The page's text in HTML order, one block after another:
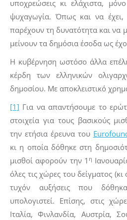
υποχρεώσεις κι ελάχιστα,
ψυχαγωγία. Όπως και να έχει,
παρέχουν τη δυνατότητα και να
μείνουν τα δημόσια έσοδα ως
Η κυβέρνηση ωστόσο άλλα
κέρδη των ελληνικών
δημοσίου. Με αποκλειστικό
[1] Για να απαντήσουμε το
στοιχεία για τους βασικούς
την ετήσια έρευνα του
κι η οποία δόθηκε στη
μισθοί αφορούν την 1 η
όλες τις χώρες του δείγματος
τυχόν αυξήσεις που
υπολογιστεί. Επίσης, στις
Ιταλία, Φινλανδία, Αυστρία,